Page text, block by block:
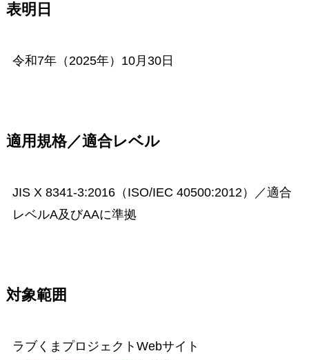
表明日
令和7年（2025年）10月30日
適用規格／適合レベル
JIS X 8341-3:2016（ISO/IEC 40500:2012）／適合
レベルA及びAAに準拠
対象範囲
ラブくまプロジェクトWebサイト